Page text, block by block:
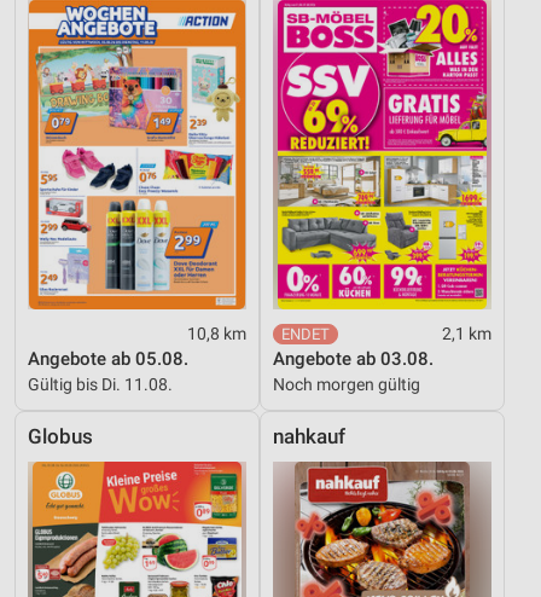
10,8 km
Angebote ab 05.08.
Gültig bis Di. 11.08.
2,1 km
Angebote ab 03.08.
Noch morgen gültig
Globus nahkauf